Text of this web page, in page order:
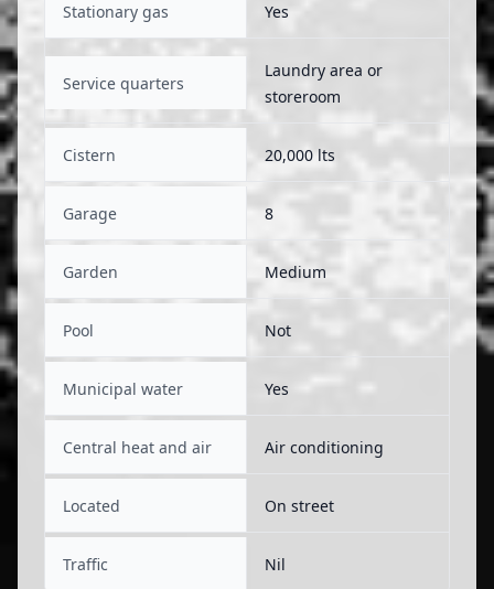
Stationary gas Yes
Service quarters
Laundry area or
storeroom
Cistern 20,000 lts
Garage 8
Garden Medium
Pool Not
Municipal water Yes
Central heat and air Air conditioning
Located On street
Traffic Nil